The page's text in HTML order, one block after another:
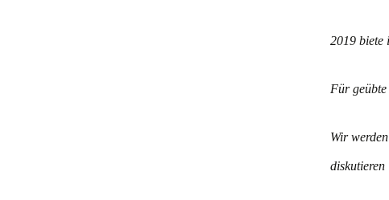
2019 biete
Für
Wir
diskutieren